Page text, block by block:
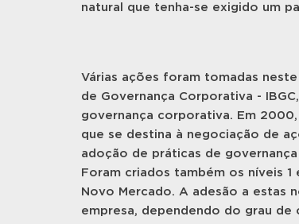
natural que tenha-se exigido um
Várias ações foram tomadas
de Governança Corporativa -
governança corporativa. Em
que se destina à negociação de
adoção de práticas de
Foram criados também os níveis
Novo Mercado. A adesão a estas
empresa, dependendo do grau de